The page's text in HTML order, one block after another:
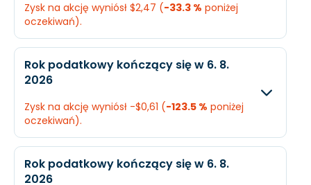
Dochód $296,9 mln.
EPS $5,25 N/A
Zysk na akcję wyniósł $2,47 (-33.3 % poniżej
oczekiwań).
Przychody
Dochód $206,1 mln.
EPS $3,71 $2,47
Rok podatkowy kończący się w 6. 8.
2026
Zysk na akcję wyniósł -$0,61 (-123.5 % poniżej
oczekiwań).
Rok podatkowy kończący się w 6. 8.
2026